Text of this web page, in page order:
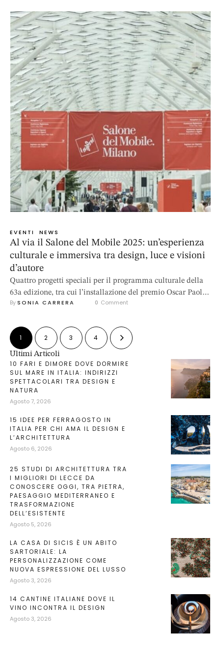
le tendenze arredamento 2026. Osservando gli allestimenti,
i materiali, le palette cromatiche e le scelte compositive dei
brand più influenti, si percepisce …
EVENTI NEWS
Al via il Salone del Mobile 2025: un’esperienza
culturale e immersiva tra design, luce e visioni
d’autore
Quattro progetti speciali per il programma culturale della
63a edizione, tra cui l’installazione del premio Oscar Paolo
Sorrentino. Da oggi e fino al 13 aprile, avrà luogo a Fiera
Progetti Speciali del Programma Culturale 2025: due in
città, due nei Padiglioni del Salone. Il primo, …
By SONIA CARRERA 0 Comment
1 2 3 4
Ultimi Articoli
10 FARI E DIMORE DOVE DORMIRE
SUL MARE IN ITALIA: INDIRIZZI
SPETTACOLARI TRA DESIGN E
NATURA
Agosto 7, 2026
15 IDEE PER FERRAGOSTO IN
ITALIA PER CHI AMA IL DESIGN E
L’ARCHITETTURA
Agosto 6, 2026
25 STUDI DI ARCHITETTURA TRA
I MIGLIORI DI LECCE DA
CONOSCERE OGGI, TRA PIETRA,
PAESAGGIO MEDITERRANEO E
TRASFORMAZIONE
DELL’ESISTENTE
Agosto 5, 2026
LA CASA DI SICIS È UN ABITO
SARTORIALE: LA
PERSONALIZZAZIONE COME
NUOVA ESPRESSIONE DEL LUSSO
Agosto 3, 2026
14 CANTINE ITALIANE DOVE IL
VINO INCONTRA IL DESIGN
Agosto 3, 2026